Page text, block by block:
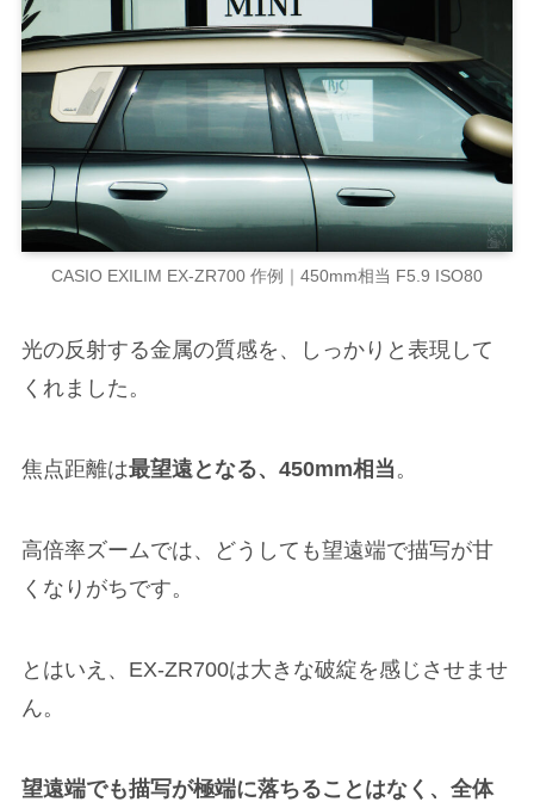
CASIO EXILIM EX-ZR700 作例｜450mm相当 F5.9 ISO80
光の反射する金属の質感を、しっかりと表現して
くれました。
焦点距離は最望遠となる、450mm相当。
高倍率ズームでは、どうしても望遠端で描写が甘
くなりがちです。
とはいえ、EX-ZR700は大きな破綻を感じさせませ
ん。
望遠端でも描写が極端に落ちることはなく、全体